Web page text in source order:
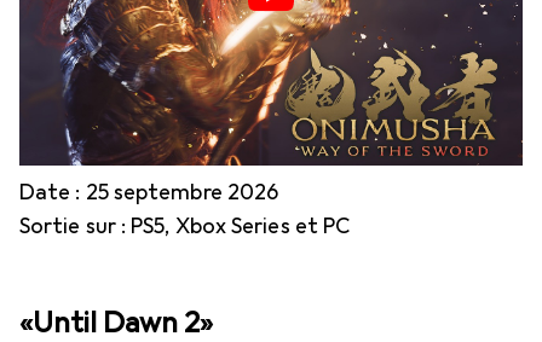
Date : 25 septembre 2026
Sortie sur : PS5, Xbox Series et PC
«Until Dawn 2»